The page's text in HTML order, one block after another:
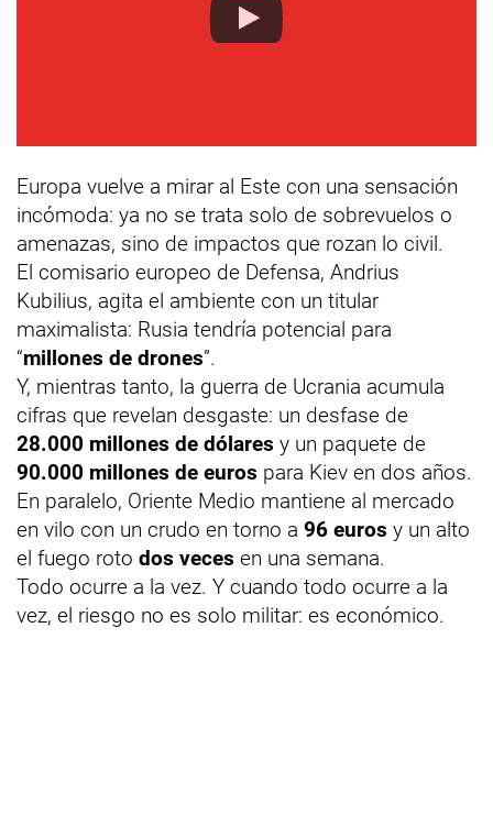
Europa vuelve a mirar al Este con una sensación
incómoda: ya no se trata solo de sobrevuelos o
amenazas, sino de impactos que rozan lo civil.
El comisario europeo de Defensa, Andrius
Kubilius, agita el ambiente con un titular
maximalista: Rusia tendría potencial para
“millones de drones”.
Y, mientras tanto, la guerra de Ucrania acumula
cifras que revelan desgaste: un desfase de
28.000 millones de dólares y un paquete de
90.000 millones de euros para Kiev en dos años.
En paralelo, Oriente Medio mantiene al mercado
en vilo con un crudo en torno a 96 euros y un alto
el fuego roto dos veces en una semana.
Todo ocurre a la vez. Y cuando todo ocurre a la
vez, el riesgo no es solo militar: es económico.